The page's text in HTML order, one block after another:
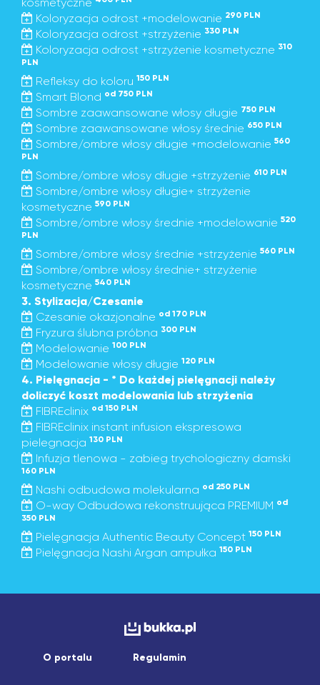
Koloryzacja odrost +modelowanie 290 PLN
Koloryzacja odrost +strzyżenie 330 PLN
Koloryzacja odrost +strzyżenie kosmetyczne 310
PLN
Refleksy do koloru 150 PLN
Smart Blond od 750 PLN
Sombre zaawansowane włosy długie 750 PLN
Sombre zaawansowane włosy średnie 650 PLN
Sombre/ombre włosy długie +modelowanie 560
PLN
Sombre/ombre włosy długie +strzyżenie 610 PLN
Sombre/ombre włosy długie+ strzyżenie
kosmetyczne 590 PLN
Sombre/ombre włosy średnie +modelowanie 520
PLN
Sombre/ombre włosy średnie +strzyżenie 560 PLN
Sombre/ombre włosy średnie+ strzyżenie
kosmetyczne 540 PLN
3. Stylizacja/Czesanie
Czesanie okazjonalne od 170 PLN
Fryzura ślubna próbna 300 PLN
Modelowanie 100 PLN
Modelowanie włosy długie 120 PLN
4. Pielęgnacja - * Do każdej pielęgnacji należy
doliczyć koszt modelowania lub strzyżenia
FIBREclinix od 150 PLN
FIBREclinix instant infusion ekspresowa
pielegnacja 130 PLN
Infuzja tlenowa - zabieg trychologiczny damski
160 PLN
Nashi odbudowa molekularna od 250 PLN
O-way Odbudowa rekonstruująca PREMIUM od
350 PLN
Pielęgnacja Authentic Beauty Concept 150 PLN
Pielęgnacja Nashi Argan ampułka 150 PLN
O portalu Regulamin